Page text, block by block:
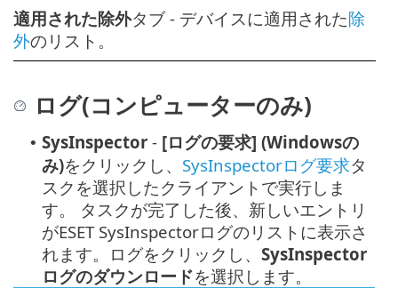
適用された除外タブ - デバイスに適用された除
外のリスト。
ログ(コンピューターのみ)
• SysInspector - [ログの要求] (Windowsの
み)をクリックし、 SysInspectorログ要求タ
スクを選択したクライアントで実行しま
す。 タスクが完了した後、新しいエントリ
がESET SysInspectorログのリストに表示さ
れます。ログをクリックし、 SysInspector
ログのダウンロードを選択します。